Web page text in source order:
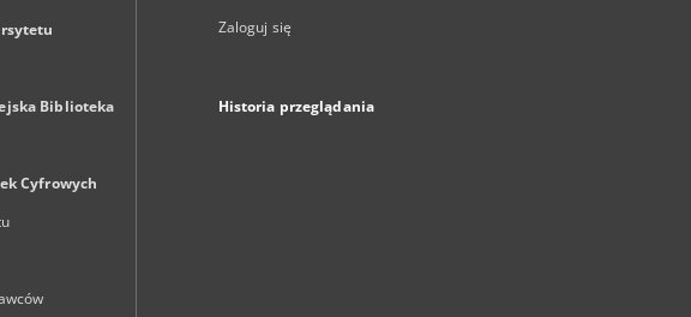
Biblioteka
Cyfrowych
Zaloguj się
Historia przeglądania